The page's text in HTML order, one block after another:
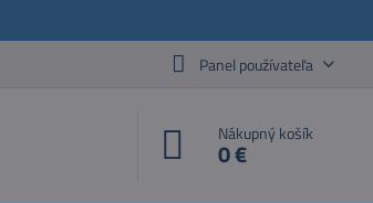
Panel používateľa
Nákupný košík
0 €